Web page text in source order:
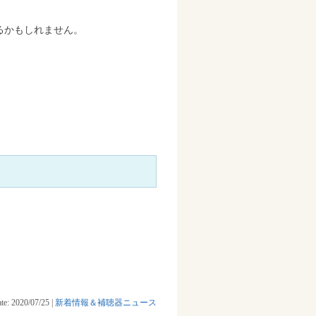
もしれません。
2020/07/25 新着情報＆補聴器ニュース